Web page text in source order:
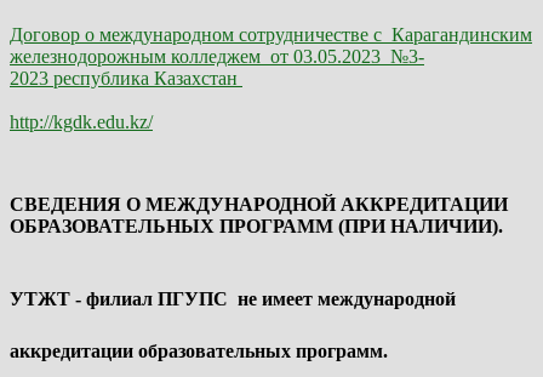
Договор о международном сотрудничестве с Карагандинским
железнодорожным колледжем от 03.05.2023 №3-
2023 республика Казахстан
http://kgdk.edu.kz/
СВЕДЕНИЯ О МЕЖДУНАРОДНОЙ АККРЕДИТАЦИИ
ОБРАЗОВАТЕЛЬНЫХ ПРОГРАММ (ПРИ НАЛИЧИИ).
УТЖТ - филиал ПГУПС не имеет международной
аккредитации образовательных программ.